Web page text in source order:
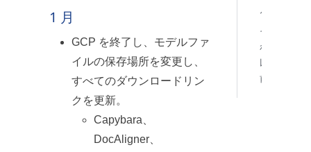
1 月
GCP を終了し、モデルファ
イルの保存場所を変更し、
すべてのダウンロードリン
クを更新。
Capybara、
DocAligner、
月
そ
れ
以
前